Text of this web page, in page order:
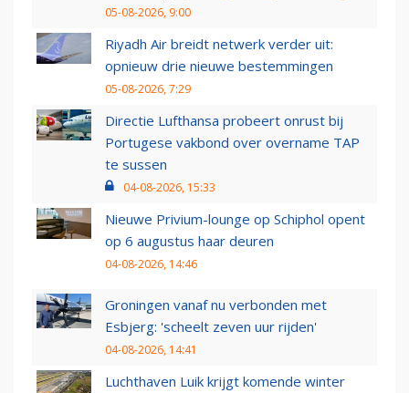
05-08-2026, 9:00
Riyadh Air breidt netwerk verder uit:
opnieuw drie nieuwe bestemmingen
05-08-2026, 7:29
Directie Lufthansa probeert onrust bij
Portugese vakbond over overname TAP
te sussen
04-08-2026, 15:33
Nieuwe Privium-lounge op Schiphol opent
op 6 augustus haar deuren
04-08-2026, 14:46
Groningen vanaf nu verbonden met
Esbjerg: 'scheelt zeven uur rijden'
04-08-2026, 14:41
Luchthaven Luik krijgt komende winter